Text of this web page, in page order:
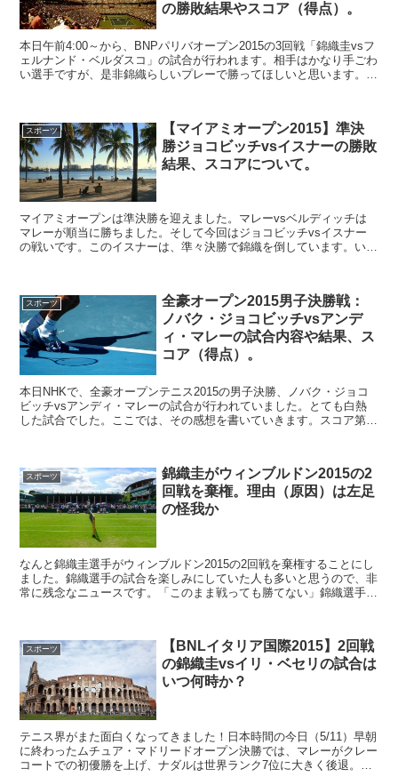
の勝敗結果やスコア（得点）。
本日午前4:00～から、BNPパリバオープン2015の3回戦「錦織圭vsフ
ェルナンド・ベルダスコ」の試合が行われます。相手はかなり手ごわ
い選手ですが、是非錦織らしいプレーで勝ってほしいと思います。こ
スポーツ
【マイアミオープン2015】準決
勝ジョコビッチvsイスナーの勝敗
結果、スコアについて。
マイアミオープンは準決勝を迎えました。マレーvsベルディッチは
マレーが順当に勝ちました。そして今回はジョコビッチvsイスナー
の戦いです。このイスナーは、準々決勝で錦織を倒しています。いっ
スポーツ
全豪オープン2015男子決勝戦：
ノバク・ジョコビッチvsアンデ
ィ・マレーの試合内容や結果、ス
コア（得点）。
本日NHKで、全豪オープンテニス2015の男子決勝、ノバク・ジョコ
ビッチvsアンディ・マレーの試合が行われていました。とても白熱
した試合でした。ここでは、その感想を書いていきます。スコア第1
スポーツ
錦織圭がウィンブルドン2015の2
回戦を棄権。理由（原因）は左足
の怪我か
なんと錦織圭選手がウィンブルドン2015の2回戦を棄権することにし
ました。錦織選手の試合を楽しみにしていた人も多いと思うので、非
常に残念なニュースです。「このまま戦っても勝てない」錦織選手
スポーツ
【BNLイタリア国際2015】2回戦
の錦織圭vsイリ・ベセリの試合は
いつ何時か？
テニス界がまた面白くなってきました！日本時間の今日（5/11）早朝
に終わったムチュア・マドリードオープン決勝では、マレーがクレー
コートでの初優勝を上げ、ナダルは世界ランク7位に大きく後退。世